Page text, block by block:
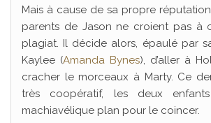
Mais à cause de sa propre
parents de Jason ne croient pas à
plagiat. Il décide alors, épaulé par
Kaylee (Amanda Bynes), d’aller à
cracher le morceaux à Marty. Ce
très coopératif, les deux
machiavélique plan pour le coincer.